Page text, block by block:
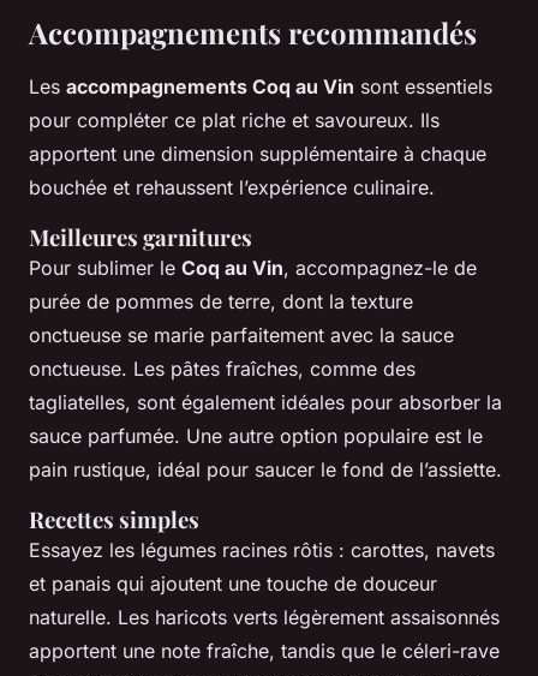
Accompagnements recommandés
Les accompagnements Coq au Vin sont essentiels
pour compléter ce plat riche et savoureux. Ils
apportent une dimension supplémentaire à chaque
bouchée et rehaussent l’expérience culinaire.
Meilleures garnitures
Pour sublimer le Coq au Vin, accompagnez-le de
purée de pommes de terre, dont la texture
onctueuse se marie parfaitement avec la sauce
onctueuse. Les pâtes fraîches, comme des
tagliatelles, sont également idéales pour absorber la
sauce parfumée. Une autre option populaire est le
pain rustique, idéal pour saucer le fond de l’assiette.
Recettes simples
Essayez les légumes racines rôtis : carottes, navets
et panais qui ajoutent une touche de douceur
naturelle. Les haricots verts légèrement assaisonnés
apportent une note fraîche, tandis que le céleri-rave